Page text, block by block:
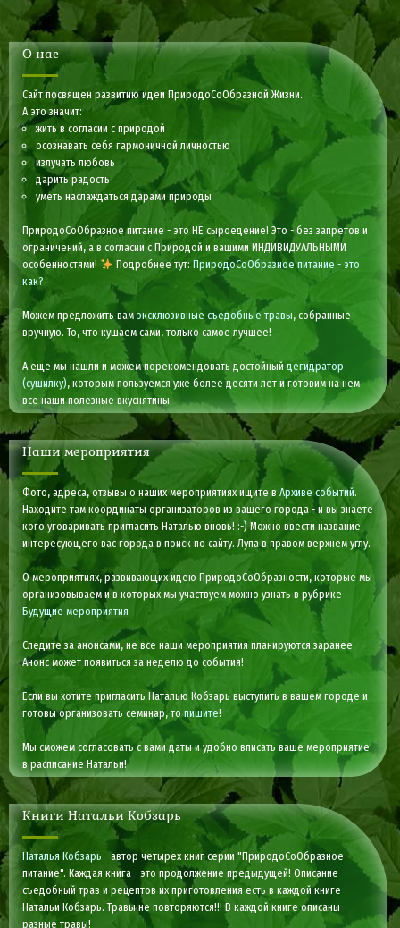
О нас
Сайт посвящен развитию идеи ПриродоСоОбразной Жизни.
А это значит:
жить в согласии с природой
осознавать себя гармоничной личностью
излучать любовь
дарить радость
уметь наслаждаться дарами природы
ПриродоСоОбразное питание - это НЕ сыроедение! Это - без запретов и
ограничений, а в согласии с Природой и вашими ИНДИВИДУАЛЬНЫМИ
особенностями!
Подробнее тут: ПриродоСоОбразное питание - это
как?
Можем предложить вамэксклюзивные съедобные травы, собранные
вручную. То, что кушаем сами, только самое лучшее!
А еще мы нашли и можем порекомендовать достойныйдегидратор
(сушилку), которым пользуемся уже более десяти лет и готовим на нем
все наши полезные вкуснятины.
Наши мероприятия
Фото, адреса, отзывы о наших мероприятиях ищите вАрхиве событий.
Находите там координаты организаторов из вашего города - и вы знаете
кого уговаривать пригласить Наталью вновь! :-) Можно ввести название
интересующего вас города в поиск по сайту. Лупа в правом верхнем углу.
О мероприятиях, развивающих идею ПриродоСоОбразности, которые мы
организовываем и в которых мы участвуем можно узнать в рубрике
Будущие мероприятия
Следите за анонсами, не все наши мероприятия планируются заранее.
Анонс может появиться за неделю до события!
Если вы хотите пригласить Наталью Кобзарь выступить в вашем городе и
готовы организовать семинар, топишите!
Мы сможем согласовать с вами даты и удобно вписать ваше мероприятие
в расписание Натальи!
Книги Натальи Кобзарь
Наталья Кобзарь - автор четырех книг серии "ПриродоСоОбразное
питание". Каждая книга - это продолжение предыдущей! Описание
съедобный трав и рецептов их приготовления есть в каждой книге
Натальи Кобзарь. Травы не повторяются!!! В каждой книге описаны
разные травы!